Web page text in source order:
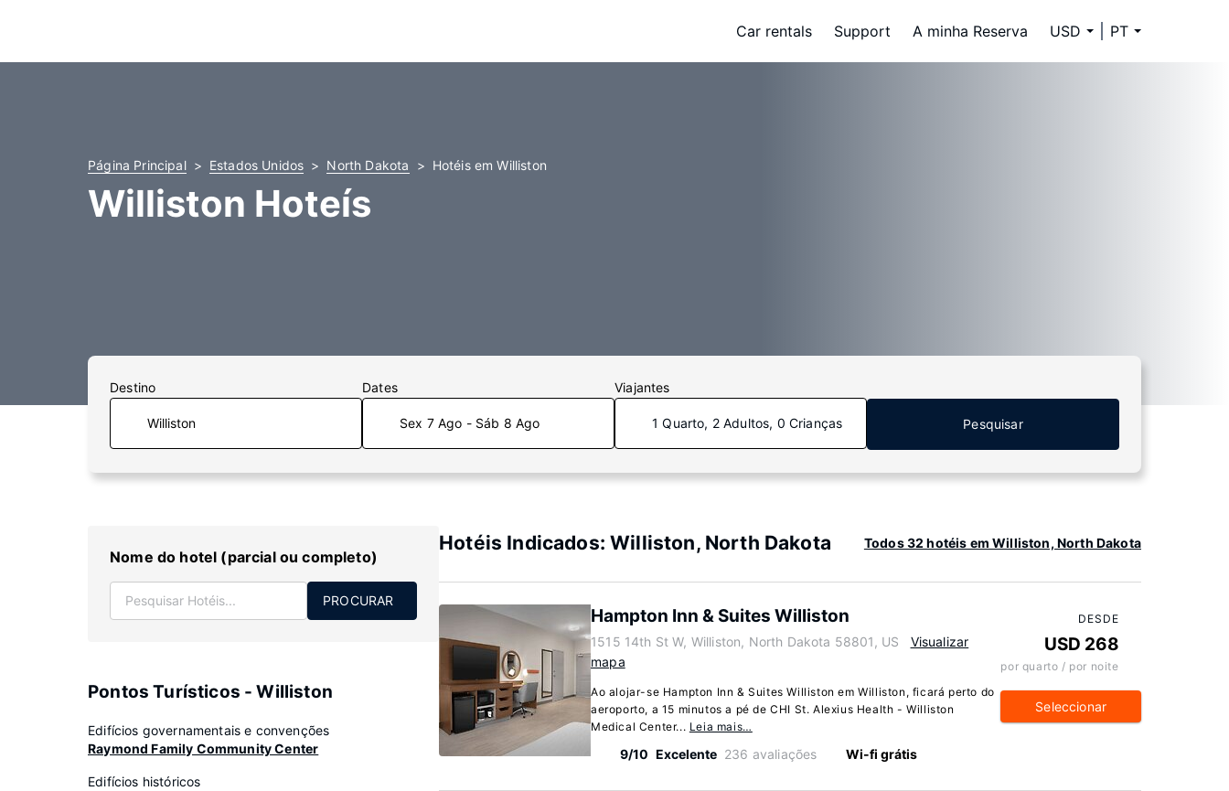
Car rentals Support A minha Reserva USD PT
Página Principal Estados Unidos North Dakota Hotéis em Williston
Williston Hoteís
Destino Dates
Sex 7 Ago - Sáb 8 Ago
Viajantes
1 Quarto, 2 Adultos, 0 Crianças Pesquisar
Nome do hotel (parcial ou completo)
PROCURAR
Pontos Turísticos - Williston
Edifícios governamentais e convenções
Raymond Family Community Center
Edifícios históricos
Hotéis Indicados: Williston, North Dakota Todos 32 hotéis em Williston, North Dakota
Hampton Inn & Suites Williston
1515 14th St W, Williston, North Dakota 58801, US
Visualizar
mapa
Ao alojar-se Hampton Inn & Suites Williston em Williston, ficará perto do
aeroporto, a 15 minutos a pé de CHI St. Alexius Health - Williston
Medical Center... Leia mais…
9/10 Excelente 236 avaliações Wi-fi grátis
DESDE
USD 268
por quarto / por noite
Seleccionar